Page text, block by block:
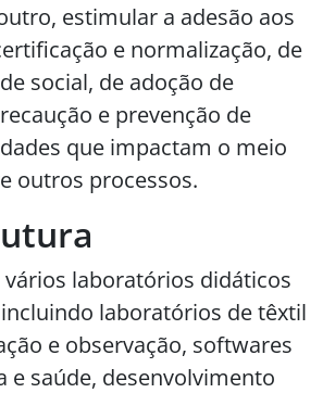
estimular a adesão aos
e normalização, de
social, de adoção de
e prevenção de
que impactam o meio
outros processos.
vários laboratórios didáticos
laboratórios de têxtil
e observação, softwares
e saúde, desenvolvimento